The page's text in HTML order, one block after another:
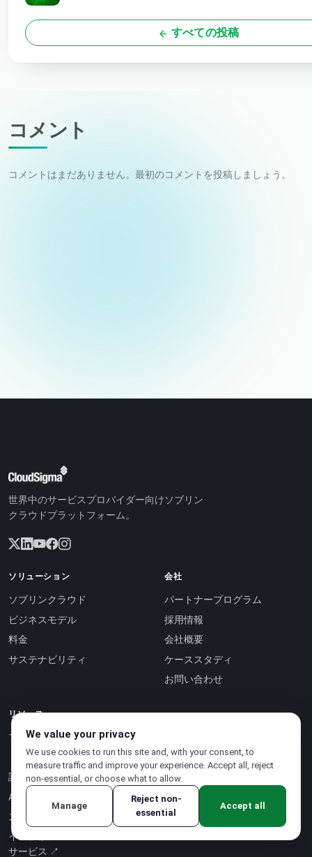
すべての投稿
コメント
コメントはまだありません。最初のコメントを投稿しましょう。
世界中のサービスプロバイダー向けソブリン
クラウドプラットフォーム。
ソリューション
ソブリンクラウド
ビジネスモデル
料金
サステナビリティ
会社
パートナープログラム
採用情報
会社概要
ケーススタディ
お問い合わせ
リソース
ブログ
ドキュメント
認証
APIリファレンス ↗
ステータスページ ↗
インテリジェンス・アズ・ア・
サービス ↗
We value your privacy
We use cookies to run this site and, with your consent, to
measure traffic and improve your experience. Accept all, reject
non-essential, or choose what to allow.
Manage
Reject non-
essential
Accept all